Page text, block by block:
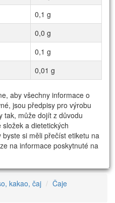
0,1 g
0,0 g
0,1 g
0,01 g
aby všechny informace o
jsou předpisy pro výrobu
tak, může dojít z důvodu
a dietetických
si měli přečíst etiketu na
na informace poskytnuté na
kakao, čaj
Čaje